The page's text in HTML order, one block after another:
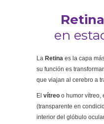
en
La Retina es la capa
su función es
que viajan al cerebro a
El vítreo o humor vítreo,
(transparente en
interior del glóbulo